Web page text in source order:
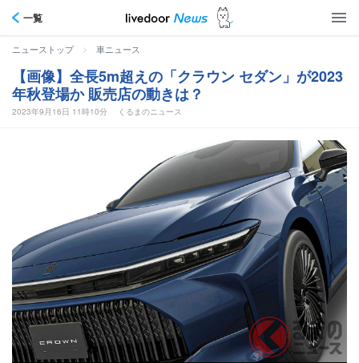
一覧
ニューストップ > 車ニュース
【画像】全長5m超えの「クラウン セダン」が2023
年秋登場か 販売店の動きは？
2023年9月16日 11時10分 くるまのニュース